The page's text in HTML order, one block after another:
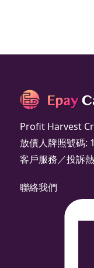
Profit Harvest
放債人牌照號碼:
客戶服務／投訴
聯絡我們